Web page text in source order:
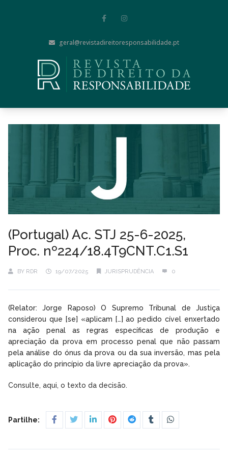
geral@revistadireitoresponsabilidade.pt
(Portugal) Ac. STJ 25-6-2025,
Proc. nº224/18.4T9CNT.C1.S1
BY RDR 19/07/2025 JURISPRUDÊNCIA 0
(Relator: Jorge Raposo) O Supremo Tribunal de Justiça
considerou que [se] «aplicam […] ao pedido cível enxertado
na ação penal as regras específicas de produção e
apreciação da prova em processo penal que não passam
pela análise do ónus da prova ou da sua inversão, mas pela
aplicação do princípio da livre apreciação da prova».
Consulte, aqui, o texto da decisão.
Partilhe: